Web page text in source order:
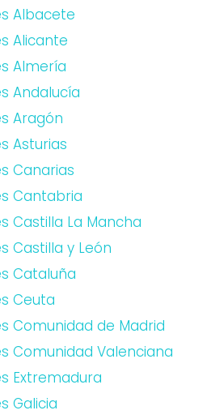
Albacete
Alicante
Almería
Andalucía
Aragón
Asturias
Canarias
Cantabria
Castilla La Mancha
Castilla y León
Cataluña
Ceuta
Comunidad de Madrid
Comunidad Valenciana
Extremadura
Galicia